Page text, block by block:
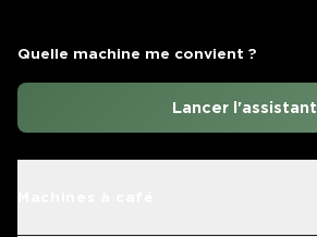
Quelle machine me convient ?
Lancer l'assistant